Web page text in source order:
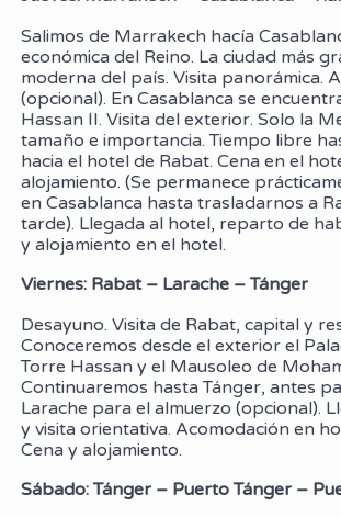
Salimos de Marrakech hacía
económica del Reino. La ciudad más
moderna del país. Visita panorámica.
(opcional). En Casablanca se
Hassan II. Visita del exterior. Solo la
tamaño e importancia. Tiempo libre
hacia el hotel de Rabat. Cena en el
alojamiento. (Se permanece
en Casablanca hasta trasladarnos a
tarde). Llegada al hotel, reparto de
y alojamiento en el hotel.
Viernes: Rabat – Larache – Tánger
Desayuno. Visita de Rabat, capital y
Conoceremos desde el exterior el
Torre Hassan y el Mausoleo de
Continuaremos hasta Tánger, antes
Larache para el almuerzo (opcional).
y visita orientativa. Acomodación en
Cena y alojamiento.
Sábado: Tánger – Puerto Tánger –